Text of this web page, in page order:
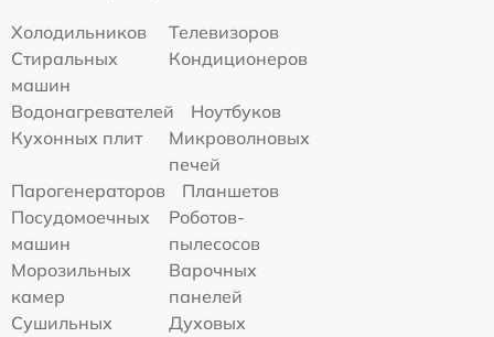
Холодильников
Телевизоров
Стиральных
машин
Кондиционеров
Водонагревателей
Ноутбуков
Кухонных плит
Микроволновых
печей
Парогенераторов
Планшетов
Посудомоечных
машин
Роботов-
пылесосов
Морозильных
камер
Варочных
панелей
Сушильных
Духовых